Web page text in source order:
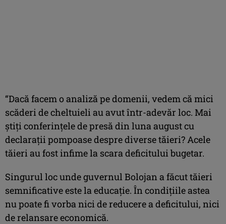
“Dacă facem o analiză pe domenii, vedem că mici
scăderi de cheltuieli au avut într-adevăr loc. Mai
știți conferințele de presă din luna august cu
declarații pompoase despre diverse tăieri? Acele
tăieri au fost infime la scara deficitului bugetar.
Singurul loc unde guvernul Bolojan a făcut tăieri
semnificative este la educație. În condițiile astea
nu poate fi vorba nici de reducere a deficitului, nici
de relansare economică.